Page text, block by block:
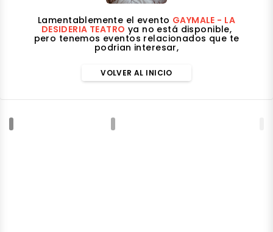
Lamentablemente el evento GAYMALE - LA
DESIDERIA TEATRO ya no está disponible,
pero tenemos eventos relacionados que te
podrian interesar,
VOLVER AL INICIO